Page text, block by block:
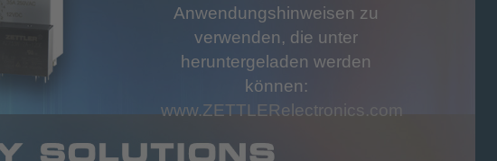
Anwendungshinweisen zu
verwenden, die unter
heruntergeladen werden
können:
www.ZETTLERelectronics.com